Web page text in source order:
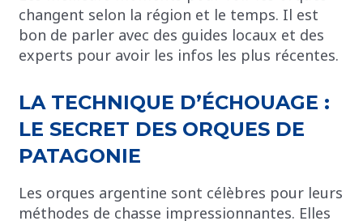
changent selon la région et le temps. Il est
bon de parler avec des guides locaux et des
experts pour avoir les infos les plus récentes.
LA TECHNIQUE D’ÉCHOUAGE :
LE SECRET DES ORQUES DE
PATAGONIE
Les orques argentine sont célèbres pour leurs
méthodes de chasse impressionnantes. Elles